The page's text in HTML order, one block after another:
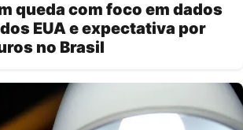
queda com foco em dados
EUA e expectativa por
no Brasil